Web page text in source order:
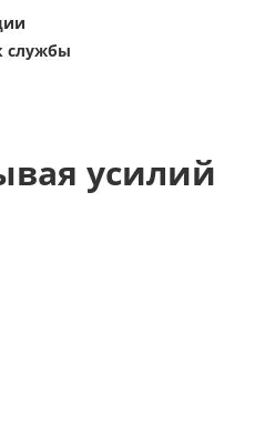
службы
усилий